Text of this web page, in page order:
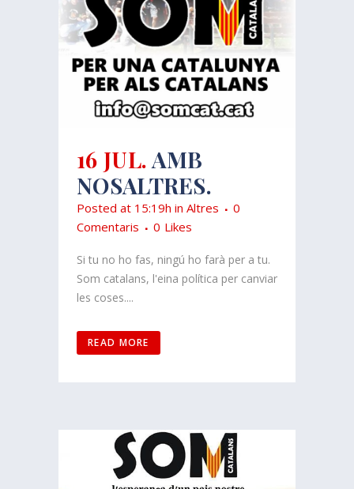
16 JUL. AMB
NOSALTRES.
Posted at 15:19h in Altres
0
Comentaris
0 Likes
Si tu no ho fas, ningú ho farà per a tu.
Som catalans, l'eina política per canviar
les coses....
READ MORE